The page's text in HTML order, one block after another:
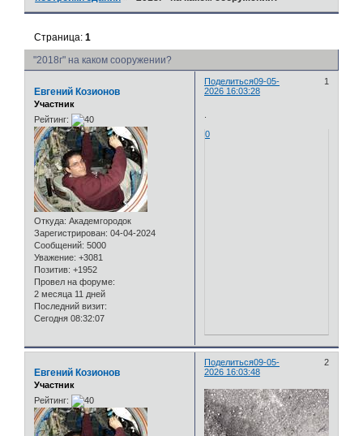
"2018г" на каком сооружении?
Страница:1
Поделиться 1
09-05-
2026 16:03:28
Евгений Козионов
Участник
Рейтинг:
Откуда: Академгородок
Зарегистрирован: 04-04-2024
Сообщений: 5000
Уважение: +3081
Позитив: +1952
Провел на форуме:
2 месяца 11 дней
Последний визит:
Сегодня 08:32:07
0
Поделиться 2
09-05-
2026 16:03:48
Евгений Козионов
Участник
Рейтинг: